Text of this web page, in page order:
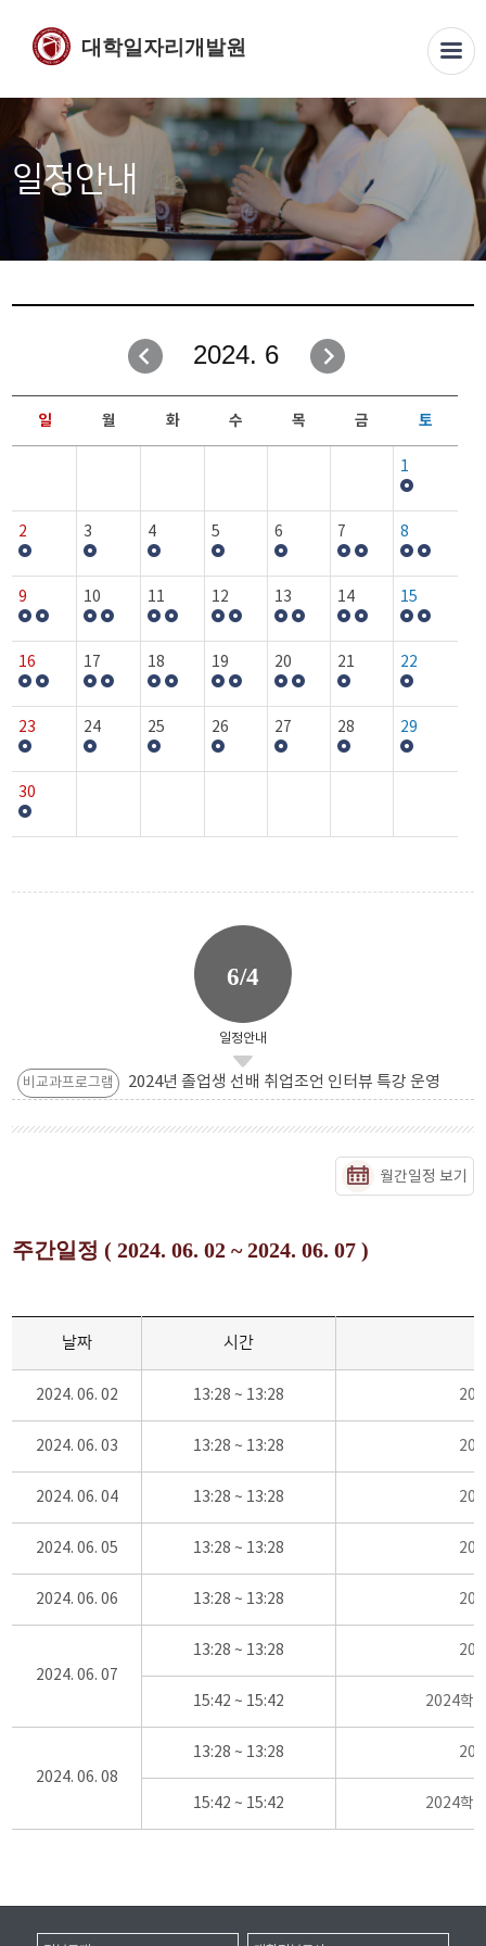
대학일자리개발원
일정안내
2024. 6
일 월 화 수 목 금 토
1
2 3 4 5 6 7 8
9 10 11 12 13 14 15
16 17 18 19 20 21 22
23 24 25 26 27 28 29
30
6/4
일정안내
비교과프로그램 2024년 졸업생 선배 취업조언 인터뷰 특강 운영
월간일정 보기
주간일정 ( 2024. 06. 02 ~ 2024. 06. 07 )
날짜 시간
2024. 06. 02 13:28 ~ 13:28
2024. 06. 03 13:28 ~ 13:28
2024. 06. 04 13:28 ~ 13:28
2024. 06. 05 13:28 ~ 13:28
2024. 06. 06 13:28 ~ 13:28
2024. 06. 07
13:28 ~ 13:28
15:42 ~ 15:42 2024학
2024. 06. 08
13:28 ~ 13:28
15:42 ~ 15:42 2024학